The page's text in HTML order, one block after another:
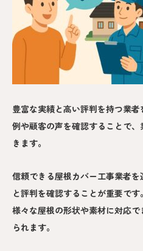
豊富な実績と高い評判を持つ業
例や顧客の声を確認することで
きます。
信頼できる屋根カバー工事業者
と評判を確認することが重要です
様々な屋根の形状や素材に対応
られます。